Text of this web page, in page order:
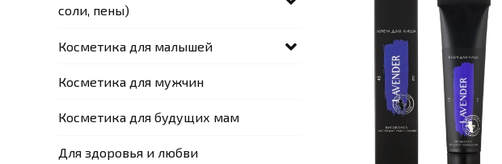
соли, пены)
Косметика для малышей
Косметика для мужчин
Косметика для будущих мам
Для здоровья и любви